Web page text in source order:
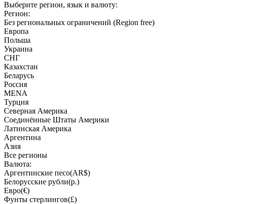
Выберите регион, язык и валюту:
Регион:
Без региональных ограничений (Region free)
Европа
Польша
Украина
СНГ
Казахстан
Беларусь
Россия
MENA
Турция
Северная Америка
Соединённые Штаты Америки
Латинская Америка
Аргентина
Азия
Все регионы
Валюта:
Аргентинские песо(AR$)
Белорусские рубли(р.)
Евро(€)
Фунты стерлингов(£)